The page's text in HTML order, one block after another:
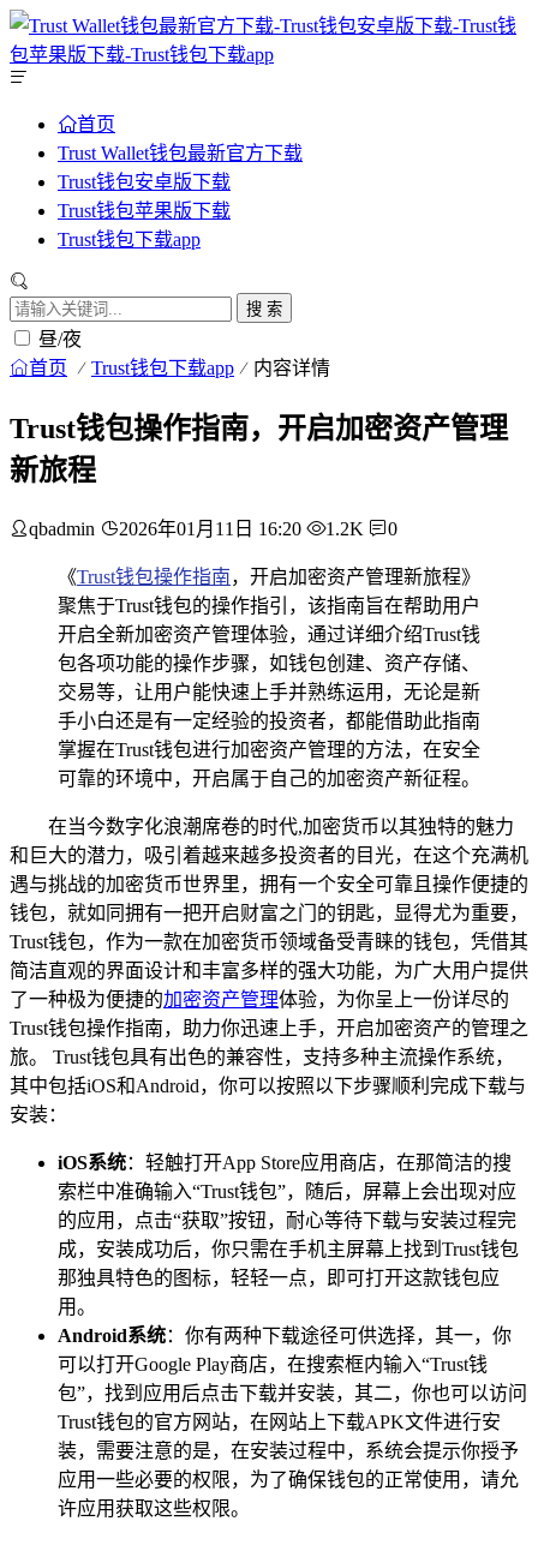
首页
Trust Wallet钱包最新官方下载
Trust钱包安卓版下载
Trust钱包苹果版下载
Trust钱包下载app
搜 索
昼/夜
首页 Trust钱包下载app 内容详情
Trust钱包操作指南，开启加密资产管理
新旅程
qbadmin 2026年01月11日 16:20 1.2K 0
《Trust钱包操作指南，开启加密资产管理新旅程》
聚焦于Trust钱包的操作指引，该指南旨在帮助用户
开启全新加密资产管理体验，通过详细介绍Trust钱
包各项功能的操作步骤，如钱包创建、资产存储、
交易等，让用户能快速上手并熟练运用，无论是新
手小白还是有一定经验的投资者，都能借助此指南
掌握在Trust钱包进行加密资产管理的方法，在安全
可靠的环境中，开启属于自己的加密资产新征程。
在当今数字化浪潮席卷的时代,加密货币以其独特的魅力
和巨大的潜力，吸引着越来越多投资者的目光，在这个充满机
遇与挑战的加密货币世界里，拥有一个安全可靠且操作便捷的
钱包，就如同拥有一把开启财富之门的钥匙，显得尤为重要，
Trust钱包，作为一款在加密货币领域备受青睐的钱包，凭借其
简洁直观的界面设计和丰富多样的强大功能，为广大用户提供
了一种极为便捷的加密资产管理体验，为你呈上一份详尽的
Trust钱包操作指南，助力你迅速上手，开启加密资产的管理之
旅。 Trust钱包具有出色的兼容性，支持多种主流操作系统，
其中包括iOS和Android，你可以按照以下步骤顺利完成下载与
安装：
iOS系统：轻触打开App Store应用商店，在那简洁的搜
索栏中准确输入“Trust钱包”，随后，屏幕上会出现对应
的应用，点击“获取”按钮，耐心等待下载与安装过程完
成，安装成功后，你只需在手机主屏幕上找到Trust钱包
那独具特色的图标，轻轻一点，即可打开这款钱包应
用。
Android系统：你有两种下载途径可供选择，其一，你
可以打开Google Play商店，在搜索框内输入“Trust钱
包”，找到应用后点击下载并安装，其二，你也可以访问
Trust钱包的官方网站，在网站上下载APK文件进行安
装，需要注意的是，在安装过程中，系统会提示你授予
应用一些必要的权限，为了确保钱包的正常使用，请允
许应用获取这些权限。